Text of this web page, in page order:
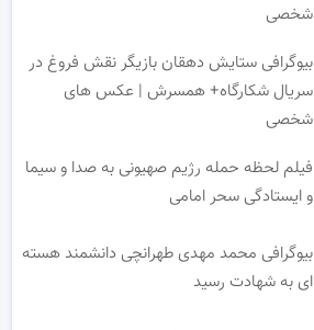
شخصی
بیوگرافی ستایش دهقان بازیگر نقش فروغ در
سریال شکارگاه+ همسرش | عکس های
شخصی
فیلم لحظه حمله رژیم صهیونی به صدا و سیما
و ایستادگی سحر امامی
بیوگرافی محمد مهدی طهرانچی دانشمند هسته
ای به شهادت رسید